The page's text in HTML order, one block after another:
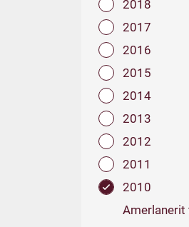
2018
2017
2016
2015
2014
2013
2012
2011
2010